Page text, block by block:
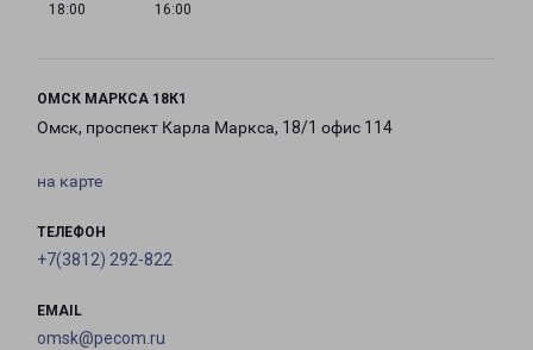
18:00
16:00
ОМСК МАРКСА 18К1
Омск, проспект Карла Маркса, 18/1 офис 114
на карте
ТЕЛЕФОН
+7(3812) 292-822
EMAIL
omsk@pecom.ru